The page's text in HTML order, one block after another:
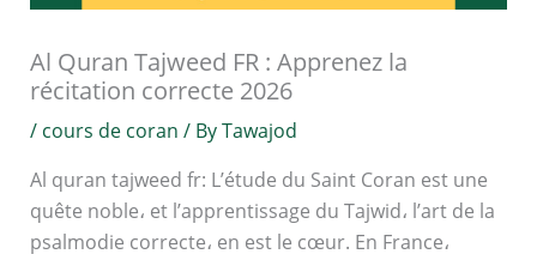
Al Quran Tajweed FR : Apprenez la
récitation correcte 2026
/ cours de coran / ByTawajod
Al quran tajweed fr: L’étude du Saint Coran est une
quête noble، et l’apprentissage du Tajwid، l’art de la
psalmodie correcte، en est le cœur. En France،